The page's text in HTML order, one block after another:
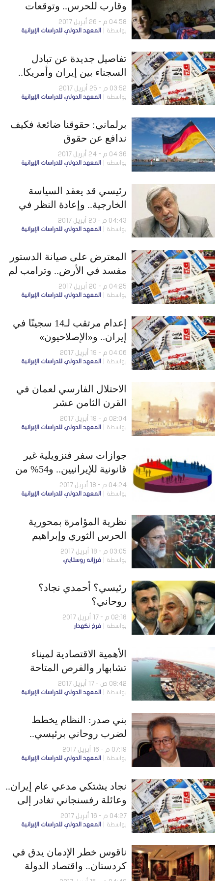
وقارب للحرس.. وتوقعات
بازدياد تهريب المخدرات
04:58 م - 26 أبريل 2017
بواسطة المعهد الدولي للدراسات الإيرانية
تفاصيل جديدة عن تبادل
السجناء بين إيران وأمريكا..
ورفض إعادة محاكمة بريطانية
03:52 م - 25 أبريل 2017
بواسطة المعهد الدولي للدراسات الإيرانية
برلماني: حقوقنا ضائعة فكيف
ندافع عن حقوق
الشعب؟..وإيران لا تصدر
الكهرباء مجانا لأي دولة
04:36 م - 24 أبريل 2017
بواسطة المعهد الدولي للدراسات الإيرانية
رئيسي قد يعقد السياسة
الخارجية.. وإعادة النظر في
الاتفاق النووي بعد 90 يومًا
04:43 م - 23 أبريل 2017
بواسطة المعهد الدولي للدراسات الإيرانية
المعترض على صيانة الدستور
مفسد في الأرض.. وترامب لم
يمدد تعليق عقوبات إيران
04:25 م - 20 أبريل 2017
بواسطة المعهد الدولي للدراسات الإيرانية
إعدام مرتقب لـ14 سجينًا في
إيران.. و«الإصلاحيون»
يرفضون ربط مصيرهم
بروحاني
04:06 م - 19 أبريل 2017
بواسطة المعهد الدولي للدراسات الإيرانية
الاحتلال الفارسي لعمان في
القرن الثامن عشر
02:04 م - 19 أبريل 2017
بواسطة المعهد الدولي للدراسات الإيرانية
جوازات سفر فنزويلية غير
قانونية للإيرانيين.. و54% من
الشعب يعانون صعوبات
معيشية
04:24 م - 18 أبريل 2017
بواسطة المعهد الدولي للدراسات الإيرانية
نظرية المؤامرة بمحورية
الحرس الثوري وإبراهيم
رئيسي
03:05 م - 18 أبريل 2017
بواسطة فرزانه روستايي
رئیسي؟ أحمدي نجاد؟
روحاني؟
02:18 م - 17 أبريل 2017
بواسطة فرخ نكهدار
الأهمية الاقتصادية لميناء
تشابهار والفرص المتاحة
لإيران والهند وأفغانستان
09:42 ص - 17 أبريل 2017
بواسطة المعهد الدولي للدراسات الإيرانية
بني صدر: النظام يخطط
لضرب روحاني برئيسي..
وولاية الفقيه تشرّع للعنف
فقط
07:19 م - 16 أبريل 2017
بواسطة المعهد الدولي للدراسات الإيرانية
نجاد يشتكي مدعي عام إيران..
وعائلة رفسنجاني تغادر إلى
بريطانيا
04:27 م - 16 أبريل 2017
بواسطة المعهد الدولي للدراسات الإيرانية
ناقوس خطر الإدمان يدق في
كردستان.. واقتصاد الدولة